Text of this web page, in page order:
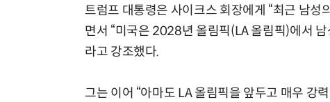
트럼프 대통령은 사이크스 회장에게 “최근 남성
면서 “미국은 2028년 올림픽(LA 올림픽)에서
라고 강조했다.
그는 이어 “아마도 LA 올림픽을 앞두고 매우 강